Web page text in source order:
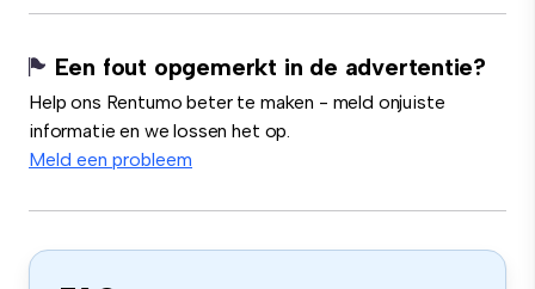
Een fout opgemerkt in de advertentie?
Help ons Rentumo beter te maken - meld onjuiste
informatie en we lossen het op.
Meld een probleem